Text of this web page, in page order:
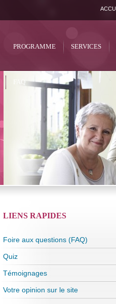
PROGRAMME SERVICES
FAQ
LIENS RAPIDES
Foire aux questions (FAQ)
Quiz
Témoignages
Votre opinion sur le site